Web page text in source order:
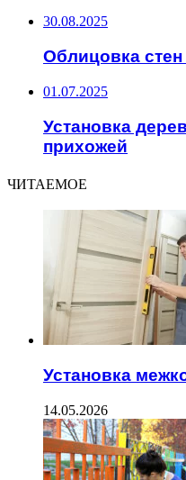
30.08.2025
Облицовка
01.07.2025
Установка
прихожей
ЧИТАЕМОЕ
Установка
14.05.2026